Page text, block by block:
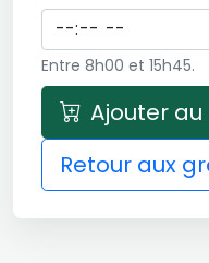
Entre 8h00 et 15h45.
Ajouter
Retour aux